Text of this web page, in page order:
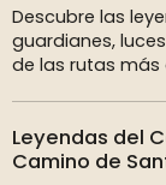
Descubre las
guardianes,
de las rutas
Leyendas del
Camino de